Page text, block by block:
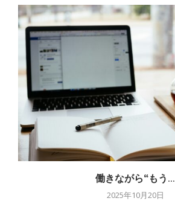
働きながら“もう...
2025年10月20日